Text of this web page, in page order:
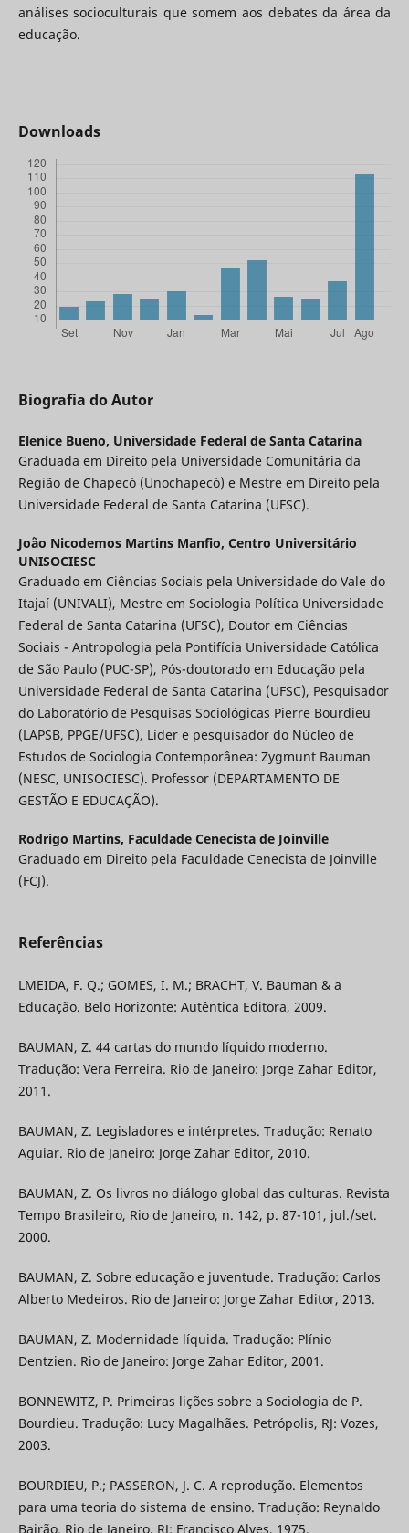
análises socioculturais que somem aos debates da área da
educação.
Downloads
Biografia do Autor
Elenice Bueno, Universidade Federal de Santa Catarina
Graduada em Direito pela Universidade Comunitária da
Região de Chapecó (Unochapecó) e Mestre em Direito pela
Universidade Federal de Santa Catarina (UFSC).
João Nicodemos Martins Manfio, Centro Universitário
UNISOCIESC
Graduado em Ciências Sociais pela Universidade do Vale do
Itajaí (UNIVALI), Mestre em Sociologia Política Universidade
Federal de Santa Catarina (UFSC), Doutor em Ciências
Sociais - Antropologia pela Pontifícia Universidade Católica
de São Paulo (PUC-SP), Pós-doutorado em Educação pela
Universidade Federal de Santa Catarina (UFSC), Pesquisador
do Laboratório de Pesquisas Sociológicas Pierre Bourdieu
(LAPSB, PPGE/UFSC), Líder e pesquisador do Núcleo de
Estudos de Sociologia Contemporânea: Zygmunt Bauman
(NESC, UNISOCIESC). Professor (DEPARTAMENTO DE
GESTÃO E EDUCAÇÃO).
Rodrigo Martins, Faculdade Cenecista de Joinville
Graduado em Direito pela Faculdade Cenecista de Joinville
(FCJ).
Referências
LMEIDA, F. Q.; GOMES, I. M.; BRACHT, V. Bauman & a
Educação. Belo Horizonte: Autêntica Editora, 2009.
BAUMAN, Z. 44 cartas do mundo líquido moderno.
Tradução: Vera Ferreira. Rio de Janeiro: Jorge Zahar Editor,
2011.
BAUMAN, Z. Legisladores e intérpretes. Tradução: Renato
Aguiar. Rio de Janeiro: Jorge Zahar Editor, 2010.
BAUMAN, Z. Os livros no diálogo global das culturas. Revista
Tempo Brasileiro, Rio de Janeiro, n. 142, p. 87-101, jul./set.
2000.
BAUMAN, Z. Sobre educação e juventude. Tradução: Carlos
Alberto Medeiros. Rio de Janeiro: Jorge Zahar Editor, 2013.
BAUMAN, Z. Modernidade líquida. Tradução: Plínio
Dentzien. Rio de Janeiro: Jorge Zahar Editor, 2001.
BONNEWITZ, P. Primeiras lições sobre a Sociologia de P.
Bourdieu. Tradução: Lucy Magalhães. Petrópolis, RJ: Vozes,
2003.
BOURDIEU, P.; PASSERON, J. C. A reprodução. Elementos
para uma teoria do sistema de ensino. Tradução: Reynaldo
Bairão. Rio de Janeiro, RJ: Francisco Alves, 1975.